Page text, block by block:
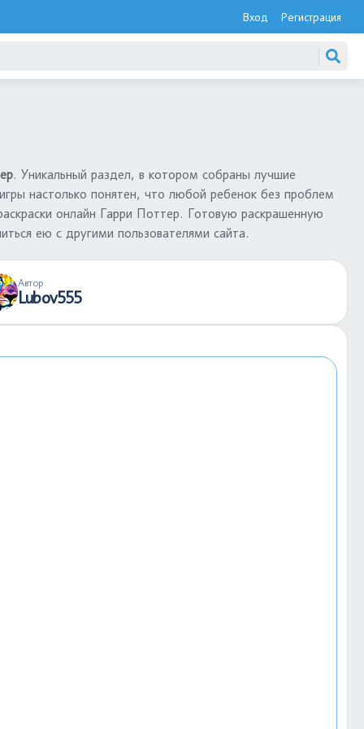
Вход Регистрация
. Уникальный раздел, в котором собраны лучшие
настолько понятен, что любой ребенок без проблем
онлайн Гарри Поттер. Готовую раскрашенную
ею с другими пользователями сайта.
Автор
Lubov555